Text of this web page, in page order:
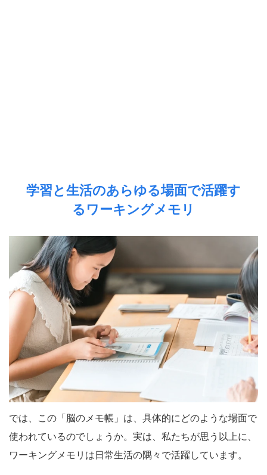
学習と生活のあらゆる場面で活躍す
るワーキングメモリ
では、この「脳のメモ帳」は、具体的にどのような場面で
使われているのでしょうか。実は、私たちが思う以上に、
ワーキングメモリは日常生活の隅々で活躍しています。